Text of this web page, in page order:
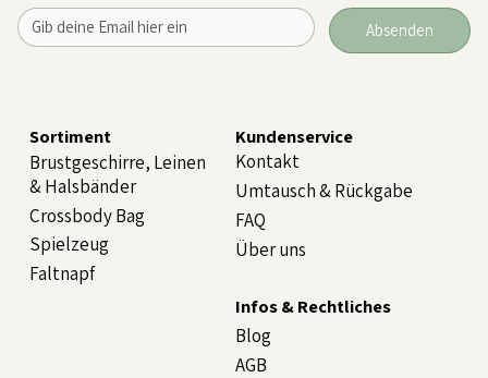
Sortiment
Brustgeschirre, Leinen
& Halsbänder
Crossbody Bag
Spielzeug
Faltnapf
Kundenservice
Kontakt
Über uns
Umtausch & Rückgabe
FAQ
Absenden
Infos & Rechtliches
Blog
AGB